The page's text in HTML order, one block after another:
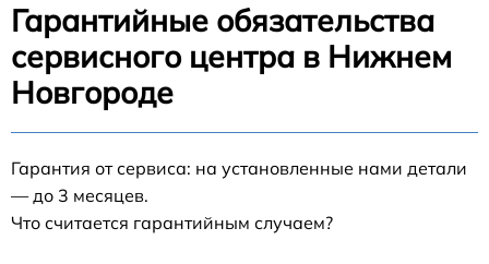
Гарантийные обязательства
сервисного центра в Нижнем
Новгороде
Гарантия от сервиса: на установленные нами детали
— до 3 месяцев.
Что считается гарантийным случаем?